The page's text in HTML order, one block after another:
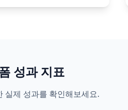
성과 지표
실제 성과를 확인해보세요.